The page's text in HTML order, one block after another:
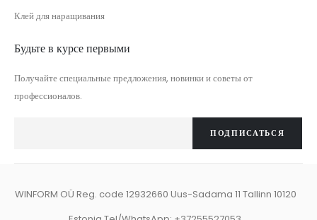
Клей для наращивания
Будьте в курсе первыми
Получайте специальные предложения, новинки и советы от
профессионалов.
ПОДПИСАТЬСЯ
WINFORM OÜ Reg. code 12932660 Uus-Sadama 11 Tallinn 10120